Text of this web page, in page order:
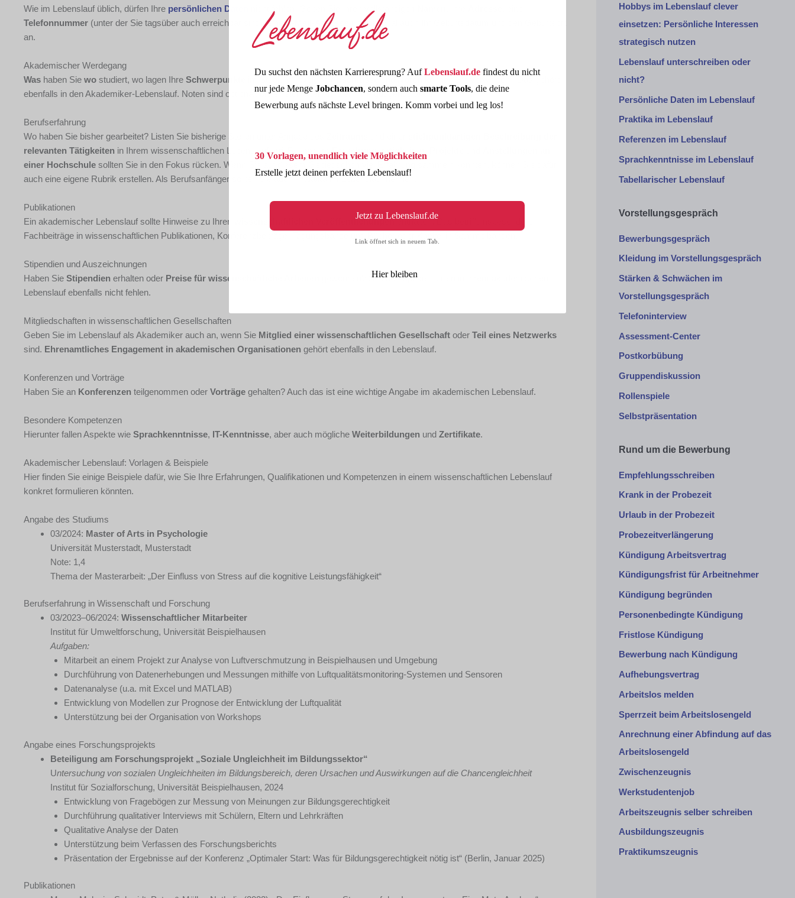
Wie im Lebenslauf üblich, dürfen Ihre persönlichen Daten nicht fehlen: Geben Sie Ihren vollständigen
Telefonnummer (unter der Sie tagsüber auch erreichbar sind), eineE-Mail-Adresse
und optional auch Ihr Geburtsdatum und den Geburtsort
an.
Akademischer Werdegang
Was haben Sie wo studiert, wo lagen Ihre Schwerpunkte AbschlüsseundNoten
ebenfalls in den Akademiker-Lebenslauf. Noten sind optional, bieten sich aber an, wenn sie gut genug waren.
Berufserfahrung
Wo haben Sie bisher gearbeitet? Listen Sie bisherige Stellen unter Angabe des
relevanten Tätigkeiten in Ihrem wissenschaftlichen Lebenslauf auf. BesondersForschungstätigkeiten
einer Hochschule sollten Sie in den Fokus rücken. Wenn Sie auf diesem Gebiet schon viel Erfahrung sammeln konnten, können Sie dafür
auch eine eigene Rubrik erstellen. Als Berufsanfänger sollten Sie auch Praktika im Lebenslauf nennen.
Publikationen
Ein akademischer Lebenslauf sollte Hinweise zu Ihren
wissenschaftlichen Veröffentlichungenenthalten. Das betrifft insbesondere
Fachbeiträge in wissenschaftlichen Publikationen, Konferenzbeiträge, Tagungsbände und Bücher oder Kapitel in Sammelbänden.
Stipendien und Auszeichnungen
Haben Sie Stipendien erhalten oder Preise für wissenschaftliche Arbeiten
gewonnen? Solche Aspekte dürfen in Ihrem akademischen
Lebenslauf ebenfalls nicht fehlen.
Mitgliedschaften in wissenschaftlichen Gesellschaften
Geben Sie im Lebenslauf als Akademiker auch an, wenn Sie Mitglied einer wissenschaftlichen Gesellschaft oder Teil eines Netzwerks
sind. Ehrenamtliches Engagement in akademischen Organisationen gehört ebenfalls in den Lebenslauf.
Konferenzen und Vorträge
Haben Sie an Konferenzen teilgenommen oder Vorträge gehalten? Auch das ist eine wichtige Angabe im akademischen Lebenslauf.
Besondere Kompetenzen
Hierunter fallen Aspekte wie Sprachkenntnisse, IT-Kenntnisse, aber auch mögliche Weiterbildungen und Zertifikate.
Akademischer Lebenslauf: Vorlagen & Beispiele
Hier finden Sie einige Beispiele dafür, wie Sie Ihre Erfahrungen, Qualifikationen und Kompetenzen in einem wissenschaftlichen Lebenslauf
konkret formulieren könnten.
Angabe des Studiums
03/2024: Master of Arts in Psychologie
Universität Musterstadt, Musterstadt
Note: 1,4
Thema der Masterarbeit: „Der Einfluss von Stress auf die kognitive Leistungsfähigkeit“
Berufserfahrung in Wissenschaft und Forschung
03/2023–06/2024: Wissenschaftlicher Mitarbeiter
Institut für Umweltforschung, Universität Beispielhausen
Aufgaben:
Mitarbeit an einem Projekt zur Analyse von Luftverschmutzung in Beispielhausen und Umgebung
Durchführung von Datenerhebungen und Messungen mithilfe von Luftqualitätsmonitoring-Systemen und Sensoren
Datenanalyse (u.a. mit Excel und MATLAB)
Entwicklung von Modellen zur Prognose der Entwicklung der Luftqualität
Unterstützung bei der Organisation von Workshops
Angabe eines Forschungsprojekts
Beteiligung am Forschungsprojekt „Soziale Ungleichheit im Bildungssektor“
Untersuchung von sozialen Ungleichheiten im Bildungsbereich, deren Ursachen und Auswirkungen auf die Chancengleichheit
Institut für Sozialforschung, Universität Beispielhausen, 2024
Entwicklung von Fragebögen zur Messung von Meinungen zur Bildungsgerechtigkeit
Durchführung qualitativer Interviews mit Schülern, Eltern und Lehrkräften
Qualitative Analyse der Daten
Unterstützung beim Verfassen des Forschungsberichts
Präsentation der Ergebnisse auf der Konferenz „Optimaler Start: Was für Bildungsgerechtigkeit nötig ist“ (Berlin, Januar 2025)
Publikationen
Hobbys im Lebenslauf clever
einsetzen: Persönliche Interessen
strategisch nutzen
Lebenslauf unterschreiben oder
nicht?
Persönliche Daten im Lebenslauf
Praktika im Lebenslauf
Referenzen im Lebenslauf
Sprachkenntnisse im Lebenslauf
Tabellarischer Lebenslauf
Vorstellungsgespräch
Bewerbungsgespräch
Kleidung im Vorstellungsgespräch
Stärken & Schwächen im
Vorstellungsgespräch
Telefoninterview
Assessment-Center
Postkorbübung
Gruppendiskussion
Rollenspiele
Selbstpräsentation
Rund um die Bewerbung
Empfehlungsschreiben
Krank in der Probezeit
Urlaub in der Probezeit
Probezeitverlängerung
Kündigung Arbeitsvertrag
Kündigungsfrist für Arbeitnehmer
Kündigung begründen
Personenbedingte Kündigung
Fristlose Kündigung
Bewerbung nach Kündigung
Aufhebungsvertrag
Arbeitslos melden
Sperrzeit beim Arbeitslosengeld
Anrechnung einer Abfindung auf das
Arbeitslosengeld
Zwischenzeugnis
Werkstudentenjob
Arbeitszeugnis selber schreiben
Ausbildungszeugnis
Praktikumszeugnis
Link öffnet sich in neuem Tab.
Hier bleiben
Du suchst den nächsten Karrieresprung? AufLebenslauf.de findest du nicht
nur jede Menge Jobchancen, sondern auch smarte Tools, die deine
Bewerbung aufs nächste Level bringen. Komm vorbei und leg los!
30 Vorlagen, unendlich viele Möglichkeiten
Erstelle jetzt deinen perfekten Lebenslauf!
Jetzt zu Lebenslauf.de